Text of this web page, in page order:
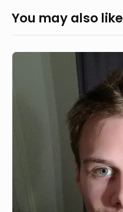
You may also like